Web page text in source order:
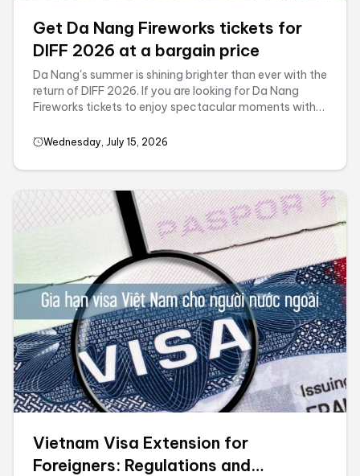
Get Da Nang Fireworks tickets for
DIFF 2026 at a bargain price
Da Nang's summer is shining brighter than ever with the
return of DIFF 2026. If you are looking for Da Nang
Fireworks tickets to enjoy spectacular moments with
Wednesday, July 15, 2026
Vietnam Visa Extension for
Foreigners: Regulations and